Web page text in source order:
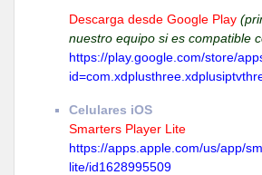
Descarga desde Google Play
nuestro equipo si es compatible
https://play.google.com/store/
Celulares iOS
Smarters Player Lite
https://apps.apple.com/us/app/
lite/id1628995509